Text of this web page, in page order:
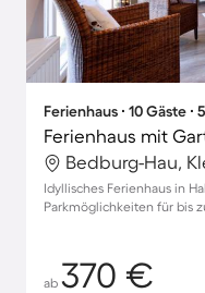
Ferienhaus ∙ 10 Gäste
Ferienhaus mit
Bedburg-Hau,
Idyllisches Ferienhaus in
Parkmöglichkeiten für bis
ab 370 €